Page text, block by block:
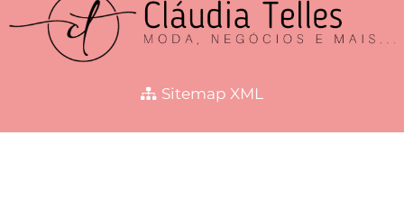
Sitemap XML